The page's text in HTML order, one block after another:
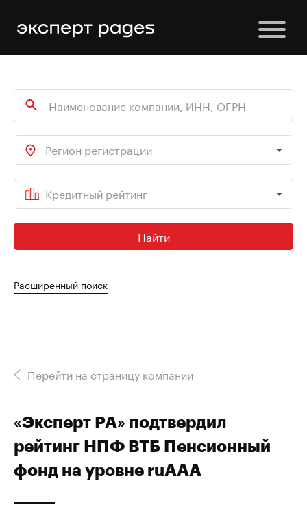
Регион регистрации
Кредитный рейтинг
Найти
Расширенный поиск
Перейти на страницу компании
«Эксперт РА» подтвердил
рейтинг НПФ ВТБ Пенсионный
фонд на уровне ruAAА